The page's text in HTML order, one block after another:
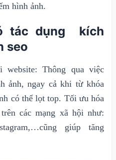
hình ảnh.
tác dụng kích
seo
Thông qua việc
ảnh, ngay cả khi từ khóa
có thể lọt top. Tối ưu hóa
các mạng xã hội như:
giúp tăng